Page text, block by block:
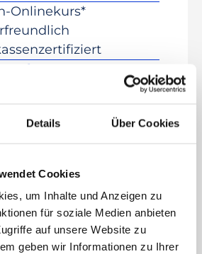
Details Über Cookies
Cookies
um Inhalte und Anzeigen zu
für soziale Medien anbieten
auf unsere Website zu
geben wir Informationen zu Ihrer
Onlinekurs*
100%
€ 0€
werden regelmäßig von uns
ohne Gewähr.
starten!